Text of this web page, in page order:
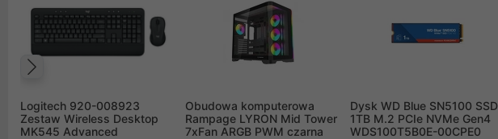
Logitech 920-008923
Zestaw Wireless Desktop
MK545 Advanced
Obudowa komputerowa
Rampage LYRON Mid Tower
7xFan ARGB PWM czarna
Dysk WD Blue SN5100 SSD
1TB M.2 PCIe NVMe Gen4
WDS100T5B0E-00CPE0